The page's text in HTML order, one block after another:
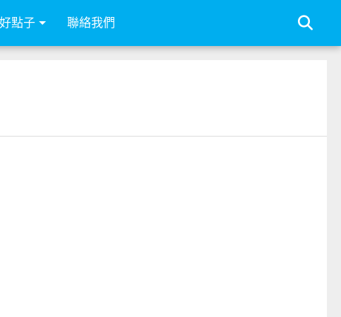
點子 聯絡我們